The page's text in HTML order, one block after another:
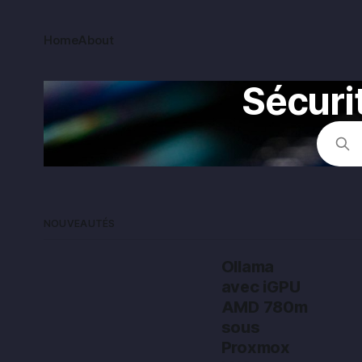
HomeAbout
NOUVEAUTÉS
Ollama
avec iGPU
AMD 780m
sous
Proxmox